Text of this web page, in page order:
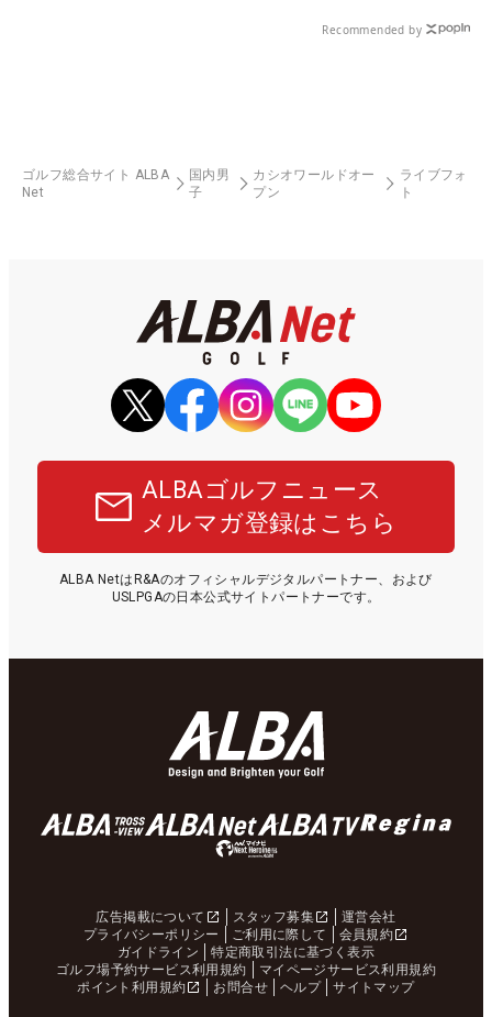
Recommended by
ゴルフ総合サイト ALBA
Net
国内男
子
カシオワールドオー
プン
ライブフォ
ト
ALBAゴルフニュース
メルマガ登録はこちら
ALBA NetはR&Aのオフィシャルデジタルパートナー、および
USLPGAの日本公式サイトパートナーです。
広告掲載について スタッフ募集
運営会社
プライバシーポリシー
ご利用に際して
会員規約
ガイドライン
特定商取引法に基づく表示
ゴルフ場予約サービス利用規約
マイページサービス利用規約
ポイント利用規約
お問合せ ヘルプ サイトマップ